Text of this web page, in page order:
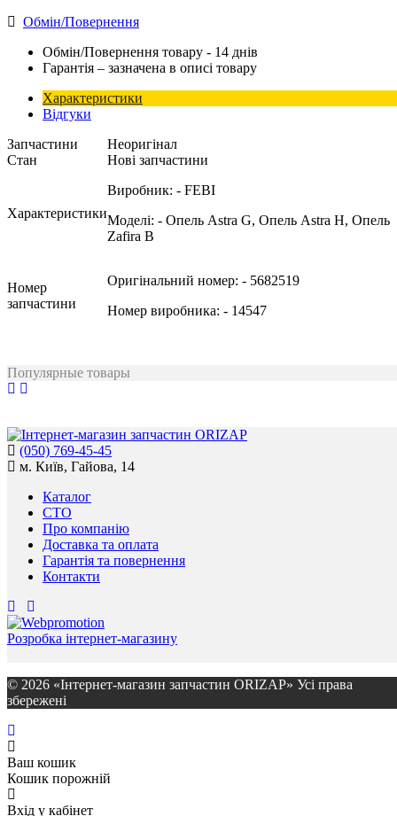
Обмін/Повернення
Обмін/Повернення товару - 14 днів
Гарантія – зазначена в описі товару
Характеристики
Відгуки
Запчастини
Неоригінал
Стан
Нові запчастини
Характеристики
Виробник: - FEBI
Моделі: - Опель Astra G, Опель Astra H, Опель
Zafira B
Номер
запчастини
Оригінальний номер: - 5682519
Номер виробника: - 14547
Популярные товары
(050) 769-45-45
м. Київ, Гайова, 14
Каталог
СТО
Про компанію
Доставка та оплата
Гарантія та повернення
Контакти
Розробка інтернет-магазину
© 2026 «Інтернет-магазин запчастин ORIZAP» Усі права
збережені
Ваш кошик
Кошик порожній
Вхід у кабінет